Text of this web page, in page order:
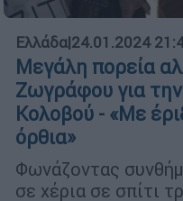
Ελλάδα|24.01.2024
Μεγάλη πορεία
Ζωγράφου για
Κολοβού - «Με
όρθια»
Φωνάζοντας
σε χέρια σε σπίτι